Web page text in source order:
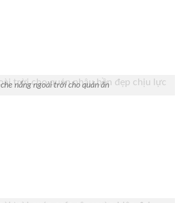
nắng ngoài trời cho quán ăn